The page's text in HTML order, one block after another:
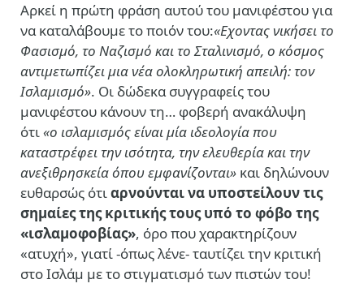
Αρκεί η πρώτη φράση αυτού του μανιφέστου για
να καταλάβουμε το ποιόν του:«Εχοντας νικήσει το
Φασισμό, το Ναζισμό και το Σταλινισμό, ο κόσμος
αντιμετωπίζει μια νέα ολοκληρωτική απειλή: τον
Ισλαμισμό». Οι δώδεκα συγγραφείς του
μανιφέστου κάνουν τη… φοβερή ανακάλυψη
ότι«ο ισλαμισμός είναι μία ιδεολογία που
καταστρέφει την ισότητα, την ελευθερία και την
ανεξιθρησκεία όπου εμφανίζονται» και δηλώνουν
ευθαρσώς ότιαρνούνται να υποστείλουν τις
σημαίες της κριτικής τους υπό το φόβο της
«ισλαμοφοβίας», όρο που χαρακτηρίζουν
«ατυχή», γιατί -όπως λένε- ταυτίζει την κριτική
στο Ισλάμ με το στιγματισμό των πιστών του!